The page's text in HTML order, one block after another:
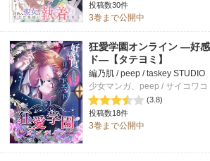
投稿数30件
3巻まで公開中
狂愛学園オンライン ―好
ド―【タテヨミ】
編乃肌 / peep / taskey STUDIO
少女マンガ、peep / サイコワコ
(3.8)
投稿数18件
3巻まで公開中